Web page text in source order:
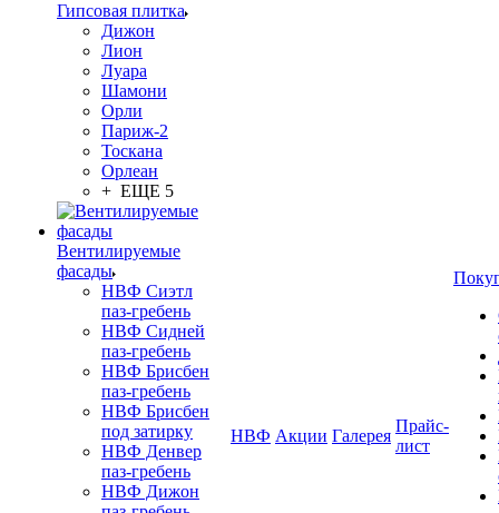
Гипсовая плитка
Дижон
Лион
Луара
Шамони
Орли
Париж-2
Тоскана
Орлеан
+ ЕЩЕ 5
Вентилируемые
фасады
НВФ Сиэтл
паз-гребень
НВФ Сидней
паз-гребень
НВФ Брисбен
паз-гребень
НВФ Брисбен
под затирку
НВФ Денвер
паз-гребень
НВФ Дижон
НВФ Акции Галерея
Прайс-
лист